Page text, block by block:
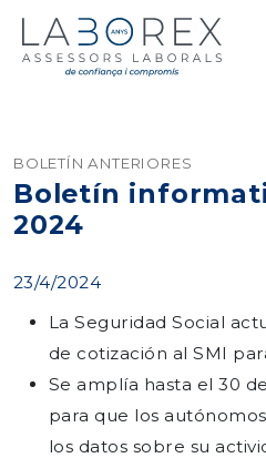
BOLETÍN ANTERIORES
Boletín
2024
23/4/2024
La Seguridad Social
de cotización al SMI
Se amplía hasta el 30
para que los
los datos sobre su